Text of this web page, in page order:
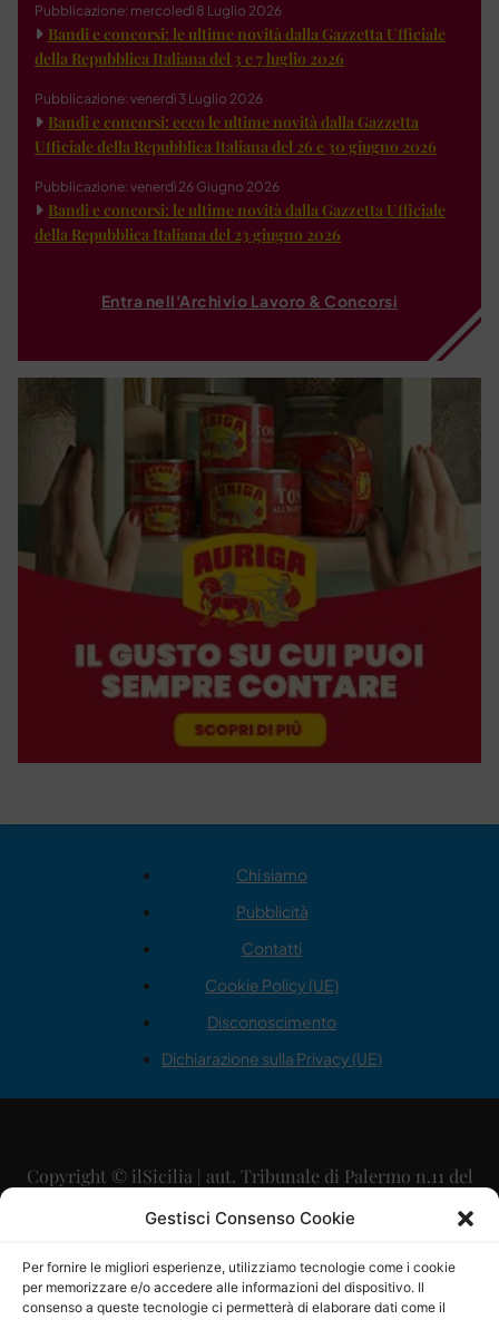
Gestisci Consenso Cookie
Per fornire le migliori esperienze, utilizziamo tecnologie come i cookie
per memorizzare e/o accedere alle informazioni del dispositivo. Il
consenso a queste tecnologie ci permetterà di elaborare dati come il
Pubblicazione: mercoledì 8 Luglio 2026
Bandi e concorsi: le ultime novità dalla Gazzetta Ufficiale
della Repubblica Italiana del 3 e 7 luglio 2026
Pubblicazione: venerdì 3 Luglio 2026
Bandi e concorsi: ecco le ultime novità dalla Gazzetta
Ufficiale della Repubblica Italiana del 26 e 30 giugno 2026
Pubblicazione: venerdì 26 Giugno 2026
Bandi e concorsi: le ultime novità dalla Gazzetta Ufficiale
della Repubblica Italiana del 23 giugno 2026
Entra nell'Archivio Lavoro & Concorsi
Chi siamo
Pubblicità
Contatti
Cookie Policy (UE)
Disconoscimento
Dichiarazione sulla Privacy (UE)
Copyright © ilSicilia | aut. Tribunale di Palermo n.11 del
29/09/2015
Direttore Editoriale: Maurizio Scaglione